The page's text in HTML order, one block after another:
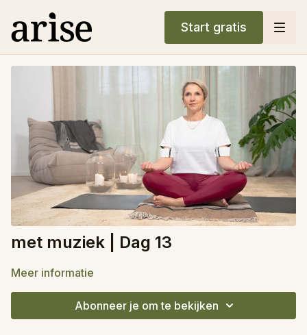
Start gratis
met muziek | Dag 13
Meer informatie
Abonneer je om te bekijken